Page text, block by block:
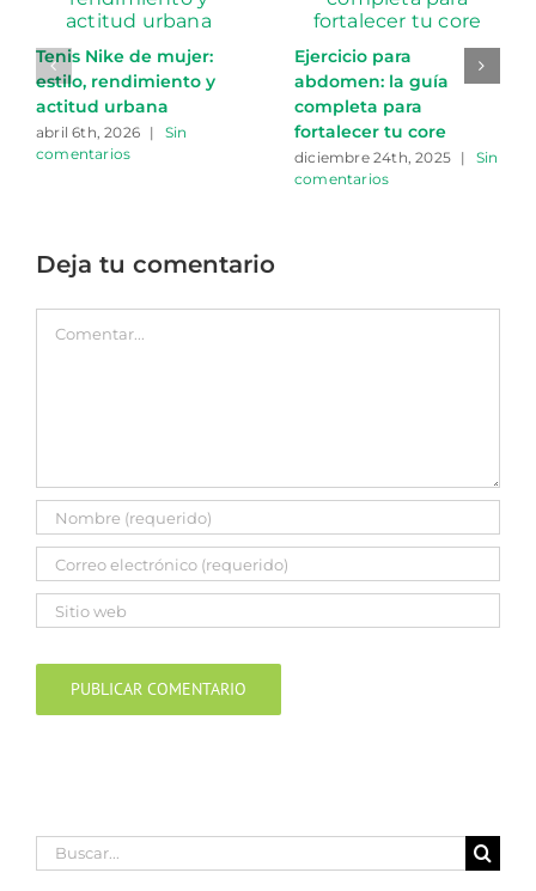
Tenis Nike de mujer:
estilo, rendimiento y
actitud urbana
abril 6th, 2026 |
Sin
comentarios
Ejercicio para
abdomen: la guía
completa para
fortalecer tu core
diciembre 24th, 2025 |
Sin
comentarios
Deja tu comentario
Comentar
Buscar: